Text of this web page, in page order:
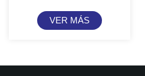
VER MÁS